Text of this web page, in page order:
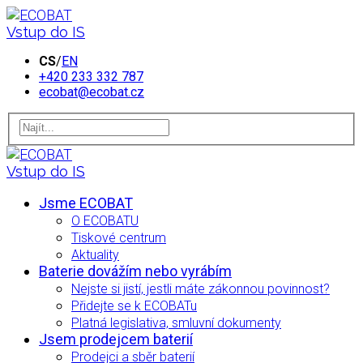
Vstup do IS
CS/EN
+420 233 332 787
ecobat@ecobat.cz
Vstup do IS
Jsme ECOBAT
O ECOBATU
Tiskové centrum
Aktuality
Baterie dovážím nebo vyrábím
Nejste si jistí, jestli máte zákonnou povinnost?
Přidejte se k ECOBATu
Platná legislativa, smluvní dokumenty
Jsem prodejcem baterií
Prodejci a sběr baterií